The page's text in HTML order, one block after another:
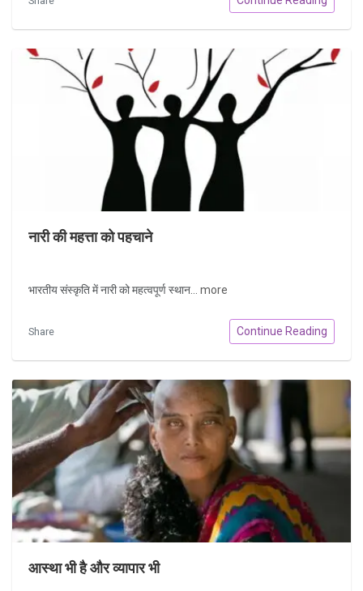
नारी की महत्ता को पहचाने
भारतीय संस्कृति में नारी को महत्वपूर्ण स्थान... more
Share Continue Reading
आस्था भी है और व्यापार भी